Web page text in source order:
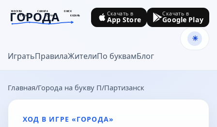
МОСКВА САМАРА
ОМСК
ТУЛА
СОЧИ КАЗАНЬ
ГОРОДА
goroda-na.ru
ИгратьПравилаЖителиПо буквамБлог
Скачать в
App Store
Скачать в
Google Play
Главная Города на букву П Партизанск
ХОД В ИГРЕ «ГОРОДА»